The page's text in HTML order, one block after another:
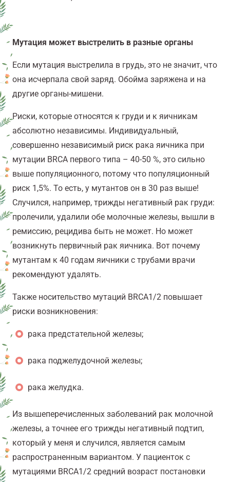
Мутация может выстрелить в разные органы
Если мутация выстрелила в грудь, это не значит, что
она исчерпала свой заряд. Обойма заряжена и на
другие органы-мишени.
Риски, которые относятся к груди и к яичникам
абсолютно независимы. Индивидуальный,
совершенно независимый риск рака яичника при
мутации BRCA первого типа – 40-50 %, это сильно
выше популяционного, потому что популяционный
риск 1,5%. То есть, у мутантов он в 30 раз выше!
Случился, например, трижды негативный рак груди:
пролечили, удалили обе молочные железы, вышли в
ремиссию, рецидива быть не может. Но может
возникнуть первичный рак яичника. Вот почему
мутантам к 40 годам яичники с трубами врачи
рекомендуют удалять.
Также носительство мутаций BRCA1/2 повышает
риски возникновения:
рака предстательной железы;
рака поджелудочной железы;
рака желудка.
Из вышеперечисленных заболеваний рак молочной
железы, а точнее его трижды негативный подтип,
который у меня и случился, является самым
распространенным вариантом. У пациенток с
мутациями BRCA1/2 средний возраст постановки